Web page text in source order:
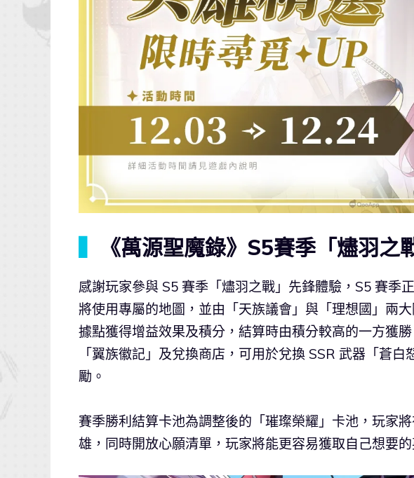
《萬源聖魔錄》S5賽季「燼羽之
感謝玩家參與 S5 賽季「燼羽之戰」先鋒體驗，S5 賽季
將使用專屬的地圖，並由「天族議會」與「理想國」兩
據點獲得增益效果及積分，結算時由積分較高的一方獲
「翼族徽記」及兌換商店，可用於兌換 SSR 武器「蒼
勵。
賽季勝利結算卡池為調整後的「璀璨榮耀」卡池，玩家
雄，同時開放心願清單，玩家將能更容易獲取自己想要的